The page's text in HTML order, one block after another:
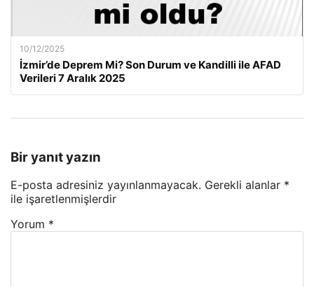
10/12/2025
İzmir’de Deprem Mi? Son Durum ve Kandilli ile AFAD
Verileri 7 Aralık 2025
Bir yanıt yazın
E-posta adresiniz yayınlanmayacak. Gerekli alanlar *
ile işaretlenmişlerdir
Yorum *